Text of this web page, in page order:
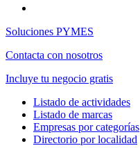
Soluciones PYMES
Contacta con nosotros
Incluye tu negocio gratis
Listado de actividades
Listado de marcas
Empresas por categorías
Directorio por localidad